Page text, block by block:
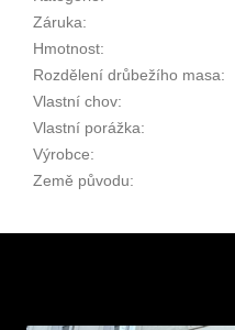
Záruka:
Hmotnost:
Rozdělení drůbežího masa:
Vlastní chov:
Vlastní porážka:
Výrobce:
Země původu: